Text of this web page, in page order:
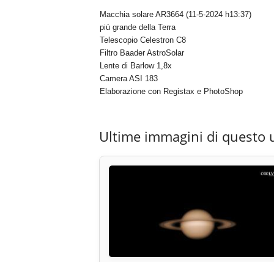
Macchia solare AR3664 (11-5-2024 h13:37)
più grande della Terra
Telescopio Celestron C8
Filtro Baader AstroSolar
Lente di Barlow 1,8x
Camera ASI 183
Elaborazione con Registax e PhotoShop
Ultime immagini di questo